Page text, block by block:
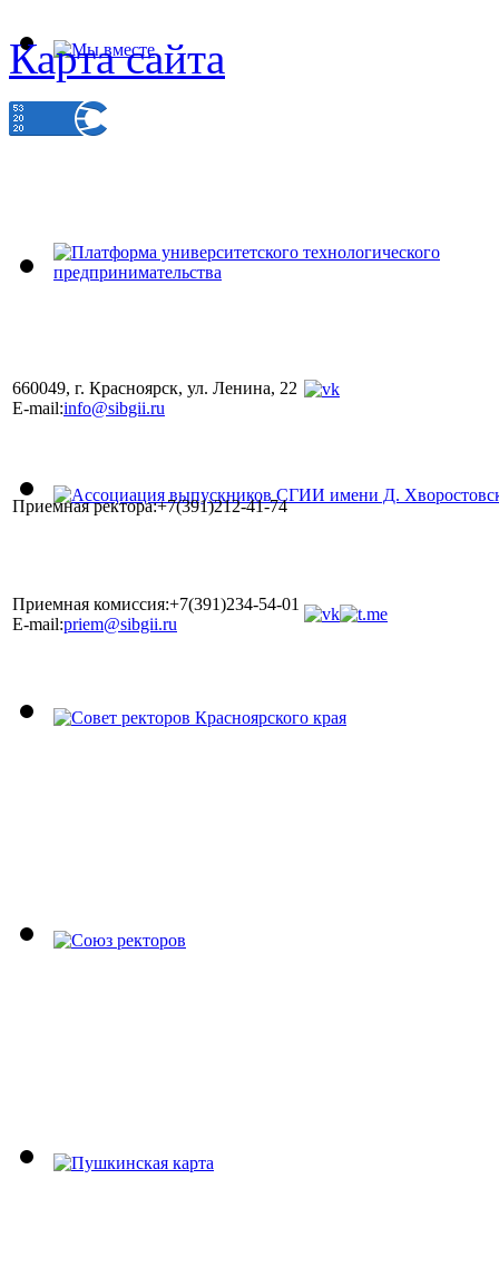
Карта сайта
660049, г. Красноярск, ул. Ленина, 22
E-mail:info@sibgii.ru
Приемная ректора:+7(391)212-41-74
Приемная комиссия:+7(391)234-54-01
E-mail:priem@sibgii.ru